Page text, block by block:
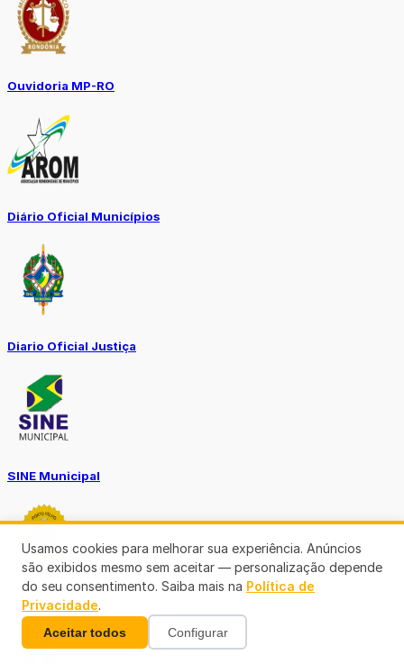
Ouvidoria MP-RO
Diário Oficial Municípios
Diario Oficial Justiça
SINE Municipal
Transparência Porto Velho
Usamos cookies para melhorar sua experiência. Anúncios
são exibidos mesmo sem aceitar — personalização depende
do seu consentimento. Saiba mais na Política de
Privacidade.
Aceitar todos Configurar